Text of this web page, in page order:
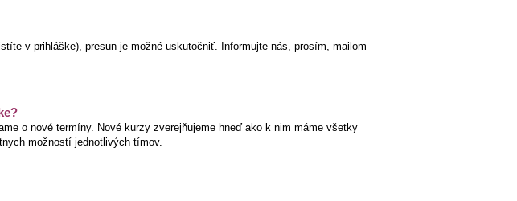
v prihláške), presun je možné uskutočniť. Informujte nás, prosím, mailom
o nové termíny. Nové kurzy zverejňujeme hneď ako k nim máme všetky
možností jednotlivých tímov.